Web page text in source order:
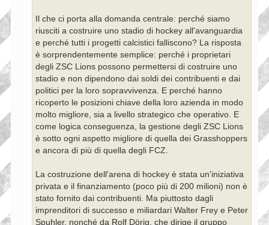
Il che ci porta alla domanda centrale: perché siamo
riusciti a costruire uno stadio di hockey all'avanguardia
e perché tutti i progetti calcistici falliscono? La risposta
è sorprendentemente semplice: perché i proprietari
degli ZSC Lions possono permettersi di costruire uno
stadio e non dipendono dai soldi dei contribuenti e dai
politici per la loro sopravvivenza. E perché hanno
ricoperto le posizioni chiave della loro azienda in modo
molto migliore, sia a livello strategico che operativo. E
come logica conseguenza, la gestione degli ZSC Lions
è sotto ogni aspetto migliore di quella dei Grasshoppers
e ancora di più di quella degli FCZ.
La costruzione dell'arena di hockey è stata un'iniziativa
privata e il finanziamento (poco più di 200 milioni) non è
stato fornito dai contribuenti. Ma piuttosto dagli
imprenditori di successo e miliardari Walter Frey e Peter
Spuhler, nonché da Rolf Dörig, che dirige il gruppo